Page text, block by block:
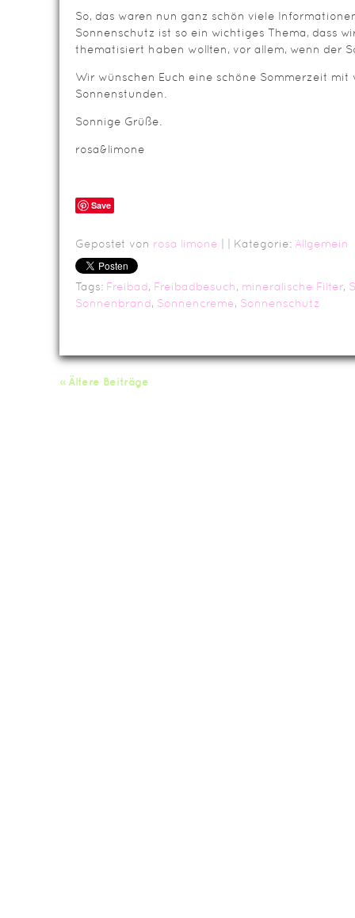
So, das waren nun ganz schön viele
Sonnenschutz ist so ein wichtiges Thema, dass
thematisiert haben wollten, vor allem, wenn der
Wir wünschen Euch eine schöne Sommerzeit
Sonnenstunden.
Sonnige Grüße.
rosa&limone
Save
Gepostet von rosa limone | Kategorie: Allgemein
Tags: Freibad, Freibadbesuch, mineralische Filter,
Sonnenbrand, Sonnencreme, Sonnenschutz
« Ältere Beiträge